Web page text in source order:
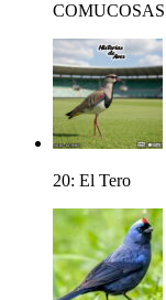
COMUCOSAS
20: El Tero